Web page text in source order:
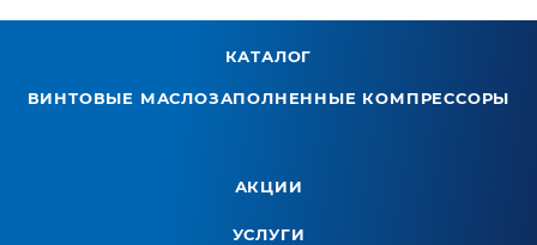
КАТАЛОГ
ВИНТОВЫЕ МАСЛОЗАПОЛНЕННЫЕ КОМПРЕССОРЫ
АКЦИИ
УСЛУГИ